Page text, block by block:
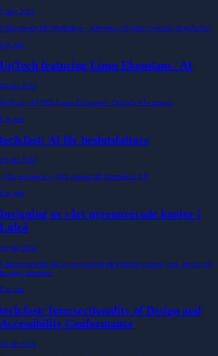
7 nov 2024
Välkommen till Höstpuben – nätverka och njut i centrala Stockholm!
Läs mer
UpTech featuring Linus Ekenstam / AI
24 okt 2024
UpTech / AI With Linus Ekenstam / Decode AI's impact
Läs mer
tech.fast: AI för beslutsfattare
24 okt 2024
- Hur navigerar vi från dagens till framtidens AI?
Läs mer
Invigning av vårt nyrenoverade kontor i
Luleå
16 okt 2024
Välkommen till vår invigningsfest med härligt mingel, mat, dryck och
hemliga nummer.
Läs mer
tech.fast: Intersectionality of Design and
Accessibility Conformance
10 okt 2024